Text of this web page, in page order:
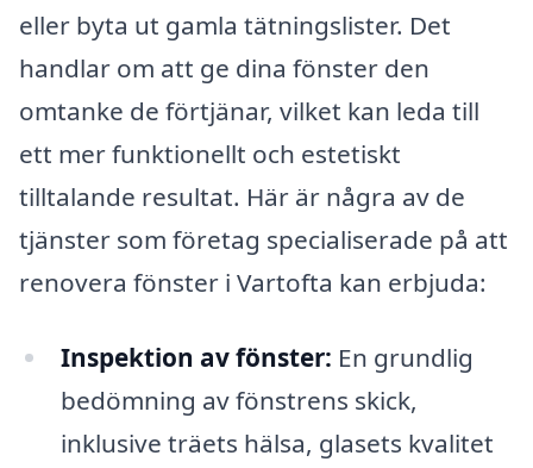
eller byta ut gamla tätningslister. Det
handlar om att ge dina fönster den
omtanke de förtjänar, vilket kan leda till
ett mer funktionellt och estetiskt
tilltalande resultat. Här är några av de
tjänster som företag specialiserade på att
renovera fönster i Vartofta kan erbjuda:
Inspektion av fönster: En grundlig
bedömning av fönstrens skick,
inklusive träets hälsa, glasets kvalitet